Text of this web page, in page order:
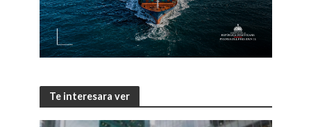
Te interesara ver